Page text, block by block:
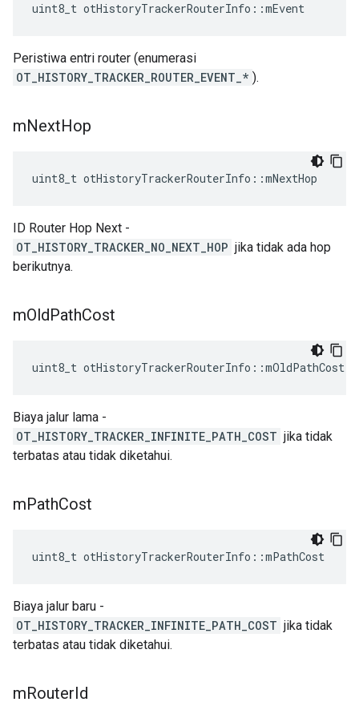
uint8_t otHistoryTrackerRouterInfo ::mEvent
Peristiwa entri router (enumerasi
OT_HISTORY_TRACKER_ROUTER_EVENT_* ).
mNextHop
uint8_t otHistoryTrackerRouterInfo ::mNextHop
ID Router Hop Next -
OT_HISTORY_TRACKER_NO_NEXT_HOP jika tidak ada hop
berikutnya.
mOldPathCost
uint8_t otHistoryTrackerRouterInfo ::mOldPathCost
Biaya jalur lama -
OT_HISTORY_TRACKER_INFINITE_PATH_COST jika tidak
terbatas atau tidak diketahui.
mPathCost
uint8_t otHistoryTrackerRouterInfo ::mPathCost
Biaya jalur baru -
OT_HISTORY_TRACKER_INFINITE_PATH_COST jika tidak
terbatas atau tidak diketahui.
mRouterId